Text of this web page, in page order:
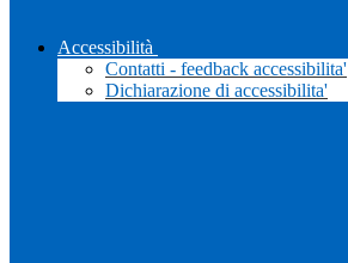
Accessibilità
Contatti - feedback accessibilita'
Dichiarazione di accessibilita'